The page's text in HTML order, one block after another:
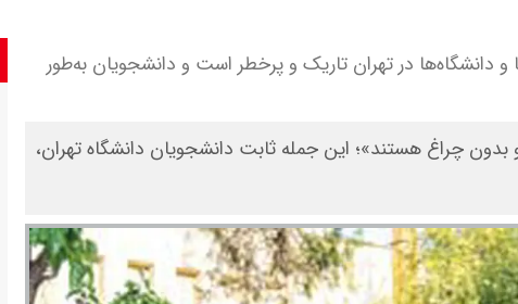
در تهران تاریک و پرخطر است و دانشجویان به‌طور
چراغ هستند»؛ این جمله‌ ثابت دانشجویان دانشگاه تهران،